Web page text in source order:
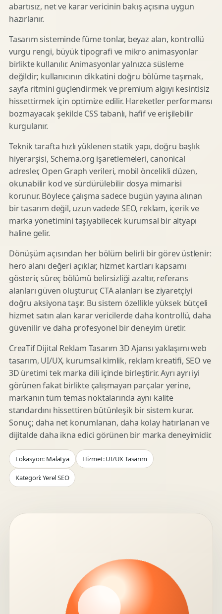
abartısız, net ve karar vericinin bakış açısına uygun
hazırlanır.
Tasarım sisteminde füme tonlar, beyaz alan, kontrollü
vurgu rengi, büyük tipografi ve mikro animasyonlar
birlikte kullanılır. Animasyonlar yalnızca süsleme
değildir; kullanıcının dikkatini doğru bölüme taşımak,
sayfa ritmini güçlendirmek ve premium algıyı kesintisiz
hissettirmek için optimize edilir. Hareketler performansı
bozmayacak şekilde CSS tabanlı, hafif ve erişilebilir
kurgulanır.
Teknik tarafta hızlı yüklenen statik yapı, doğru başlık
hiyerarşisi, Schema.org işaretlemeleri, canonical
adresler, Open Graph verileri, mobil öncelikli düzen,
okunabilir kod ve sürdürülebilir dosya mimarisi
korunur. Böylece çalışma sadece bugün yayına alınan
bir tasarım değil, uzun vadede SEO, reklam, içerik ve
marka yönetimini taşıyabilecek kurumsal bir altyapı
haline gelir.
Dönüşüm açısından her bölüm belirli bir görev üstlenir:
hero alanı değeri açıklar, hizmet kartları kapsamı
gösterir, süreç bölümü belirsizliği azaltır, referans
alanları güven oluşturur, CTA alanları ise ziyaretçiyi
doğru aksiyona taşır. Bu sistem özellikle yüksek bütçeli
hizmet satın alan karar vericilerde daha kontrollü, daha
güvenilir ve daha profesyonel bir deneyim üretir.
CreaTif Dijital Reklam Tasarım 3D Ajansı yaklaşımı web
tasarım, UI/UX, kurumsal kimlik, reklam kreatifi, SEO ve
3D üretimi tek marka dili içinde birleştirir. Ayrı ayrı iyi
görünen fakat birlikte çalışmayan parçalar yerine,
markanın tüm temas noktalarında aynı kalite
standardını hissettiren bütünleşik bir sistem kurar.
Sonuç; daha net konumlanan, daha kolay hatırlanan ve
dijitalde daha ikna edici görünen bir marka deneyimidir.
Lokasyon: Malatya Hizmet: UI/UX Tasarım
Kategori: Yerel SEO